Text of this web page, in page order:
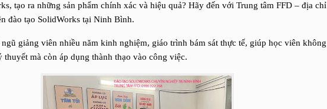
tạo ra những sản phẩm chính xác và hiệu quả? Hãy đến với Trung tâm FFD – địa chỉ
đào tạo SolidWorks tại Ninh Bình.
giảng viên nhiều năm kinh nghiệm, giáo trình bám sát thực tế, giúp học viên không
thuyết mà còn áp dụng thành thạo vào công việc.